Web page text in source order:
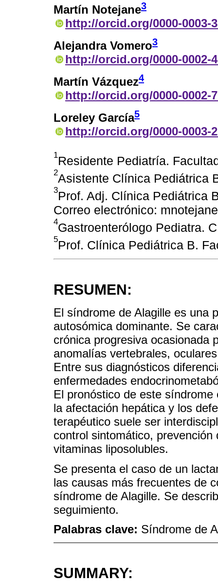
Martín Notejane3
http://orcid.org/0000-0003-
Alejandra Vomero3
http://orcid.org/0000-0002-
Martín Vázquez4
http://orcid.org/0000-0002-
Loreley García5
http://orcid.org/0000-0003-
1Residente Pediatría.
2Asistente Clínica Pediátrica
3Prof. Adj. Clínica Pediátrica
Correo electrónico:
4Gastroenterólogo Pediatra.
5Prof. Clínica Pediátrica B.
RESUMEN:
El síndrome de Alagille es una
autosómica dominante. Se
crónica progresiva ocasionada
anomalías vertebrales,
Entre sus diagnósticos
enfermedades
El pronóstico de este
la afectación hepática y los
terapéutico suele ser
control sintomático,
vitaminas liposolubles.
Se presenta el caso de un
las causas más frecuentes de
síndrome de Alagille. Se
seguimiento.
Palabras clave: Síndrome de
SUMMARY: